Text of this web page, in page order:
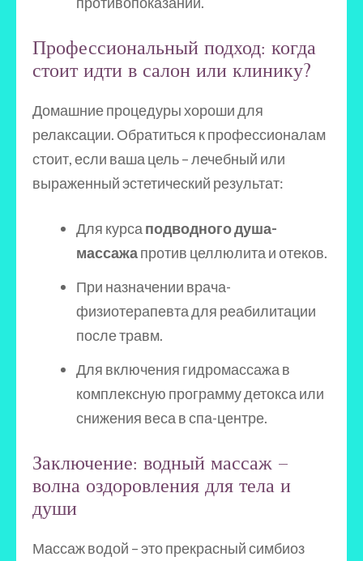
Профессиональный подход: когда
стоит идти в салон или клинику?
Домашние процедуры хороши для
релаксации. Обратиться к профессионалам
стоит, если ваша цель – лечебный или
выраженный эстетический результат:
Для курса подводного душа-
массажапротив целлюлита и отеков.
При назначении врача-
физиотерапевта для реабилитации
после травм.
Для включения гидромассажа в
комплексную программу детокса или
снижения веса в спа-центре.
Заключение: водный массаж –
волна оздоровления для тела и
души
Массаж водой – это прекрасный симбиоз